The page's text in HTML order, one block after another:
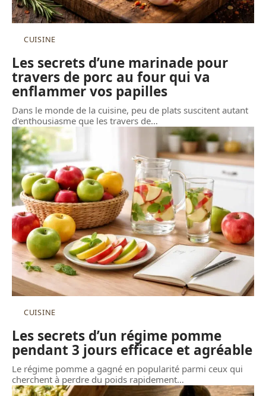
CUISINE
Les secrets d’une marinade pour
travers de porc au four qui va
enflammer vos papilles
Dans le monde de la cuisine, peu de plats suscitent autant
d'enthousiasme que les travers de…
CUISINE
Les secrets d’un régime pomme
pendant 3 jours efficace et agréable
Le régime pomme a gagné en popularité parmi ceux qui
cherchent à perdre du poids rapidement…